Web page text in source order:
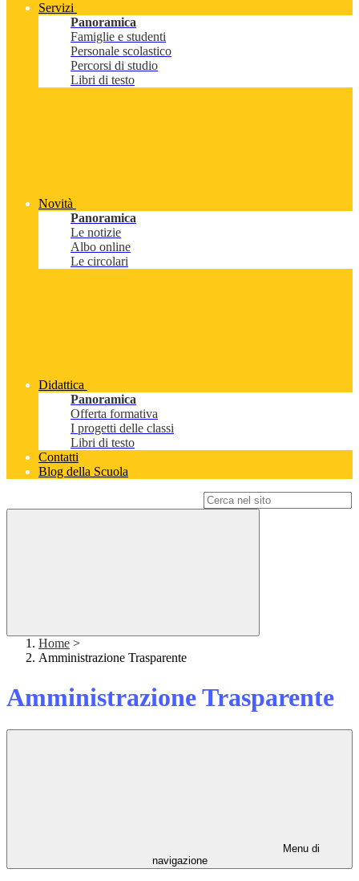
Servizi
Panoramica
Famiglie e studenti
Personale scolastico
Percorsi di studio
Libri di testo
Novità
Panoramica
Le notizie
Albo online
Le circolari
Didattica
Panoramica
Offerta formativa
I progetti delle classi
Libri di testo
Contatti
Blog della Scuola
Home >
Amministrazione Trasparente
Amministrazione Trasparente
Menu di
navigazione